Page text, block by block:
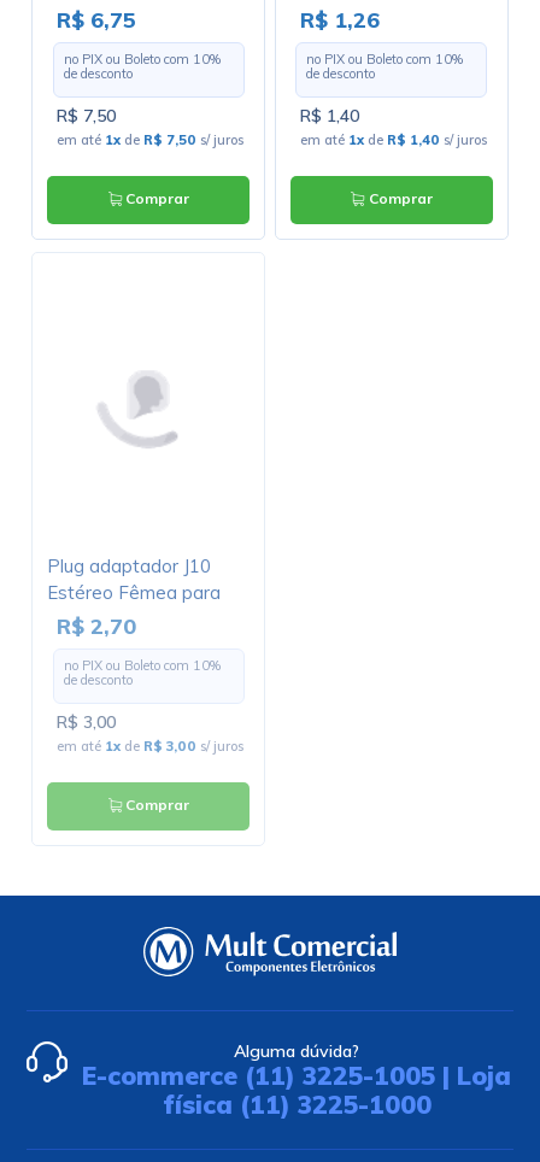
ALF052CJ
R$ 6,75
no PIX ou Boleto com 10%
de desconto
R$ 7,50
em até 1x de R$ 7,50 s/ juros
Comprar
Jack J10 6,35mm Mono
- JL16004 - Jiali
R$ 1,26
no PIX ou Boleto com 10%
de desconto
R$ 1,40
em até 1x de R$ 1,40 s/ juros
Comprar
Plug adaptador J10
Estéreo Fêmea para
P1 Estéreo Macho -
JL16010
R$ 2,70
no PIX ou Boleto com 10%
de desconto
R$ 3,00
em até 1x de R$ 3,00 s/ juros
Comprar
Alguma dúvida?
E-commerce (11) 3225-1005 | Loja
física (11) 3225-1000